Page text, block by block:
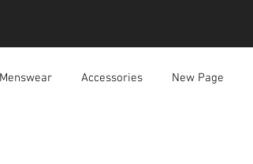
Menswear Accessories New Page